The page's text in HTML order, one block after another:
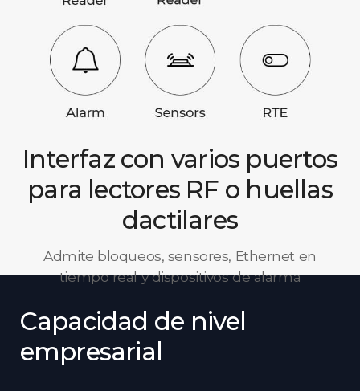
Interfaz con varios puertos
para lectores RF o huellas
dactilares
Admite bloqueos, sensores, Ethernet en
tiempo real y dispositivos de alarma
Capacidad de nivel
empresarial